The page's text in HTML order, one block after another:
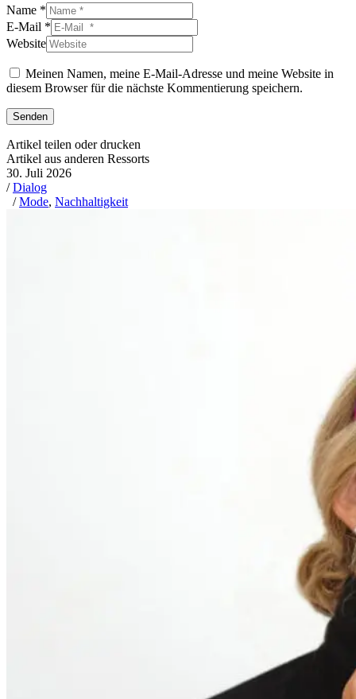
Name *
E-Mail *
Website
Meinen Namen, meine E-Mail-Adresse und meine Website in
diesem Browser für die nächste Kommentierung speichern.
Senden
Artikel teilen oder drucken
Artikel aus anderen Ressorts
30. Juli 2026
/Dialog
/Mode, Nachhaltigkeit